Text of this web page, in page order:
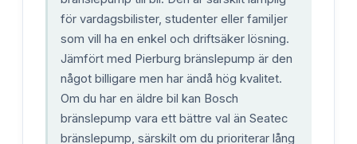
för vardagsbilister, studenter eller familjer
som vill ha en enkel och driftsäker lösning.
Jämfört med Pierburg bränslepump är den
något billigare men har ändå hög kvalitet.
Om du har en äldre bil kan Bosch
bränslepump vara ett bättre val än Seatec
bränslepump, särskilt om du prioriterar lång